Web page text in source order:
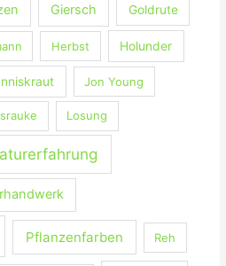
Giersch Goldrute
Herbst Holunder
Jon Young
Losung
Pflanzenfarben Reh